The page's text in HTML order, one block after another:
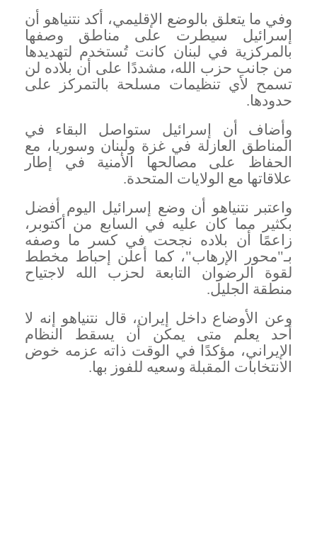
وفي ما يتعلق بالوضع الإقليمي، أكد نتنياهو أن
إسرائيل سيطرت على مناطق وصفها
بالمركزية في لبنان كانت تُستخدم لتهديدها
من جانب حزب الله، مشددًا على أن بلاده لن
تسمح لأي تنظيمات مسلحة بالتمركز على
حدودها.
وأضاف أن إسرائيل ستواصل البقاء في
المناطق العازلة في غزة ولبنان وسوريا، مع
الحفاظ على مصالحها الأمنية في إطار
علاقاتها مع الولايات المتحدة.
واعتبر نتنياهو أن وضع إسرائيل اليوم أفضل
بكثير مما كان عليه في السابع من أكتوبر،
زاعمًا أن بلاده نجحت في كسر ما وصفه
بـ"محور الإرهاب"، كما أعلن إحباط مخطط
لقوة الرضوان التابعة لحزب الله لاجتياح
منطقة الجليل.
وعن الأوضاع داخل إيران، قال نتنياهو إنه لا
أحد يعلم متى يمكن أن يسقط النظام
الإيراني، مؤكدًا في الوقت ذاته عزمه خوض
الانتخابات المقبلة وسعيه للفوز بها.